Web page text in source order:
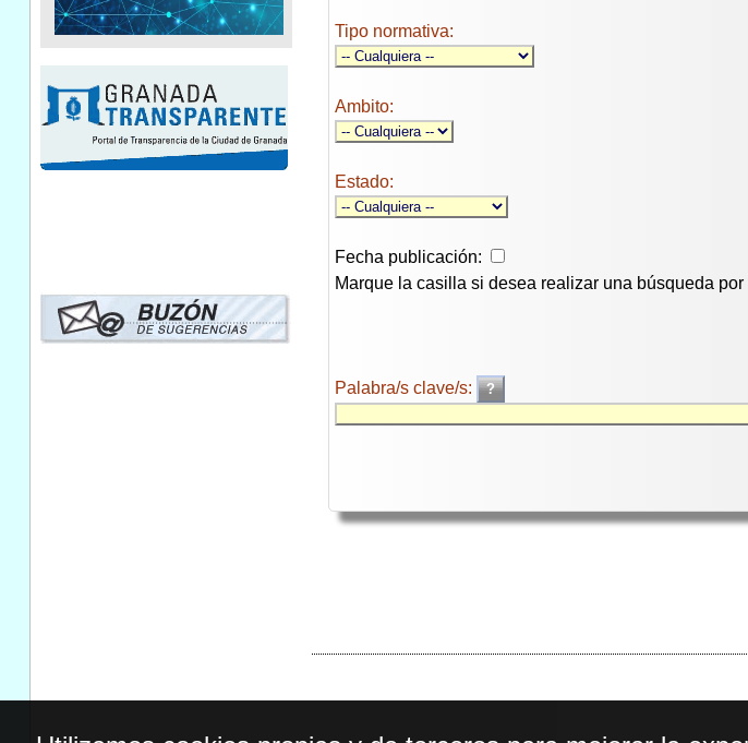
Tipo normativa:
Ambito:
Estado:
Fecha publicación:
Marque la casilla si desea realizar una búsqueda por
Palabra/s clave/s: